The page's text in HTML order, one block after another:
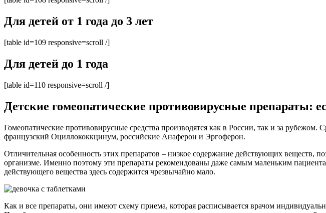
Для детей от 1 года до 3 лет
[table id=109 responsive=scroll /]
Для детей до 1 года
[table id=110 responsive=scroll /]
Детские гомеопатические противовирусные препараты:
Гомеопатические противовирусные средства производятся как в России, так и за
французский Оциллококкцинум, российские Анаферон и Эргоферон.
Отличительная особенность этих препаратов – низкое содержание действующих
организме. Именно поэтому эти препараты рекомендованы даже самым маленьким
действующего вещества здесь содержится чрезвычайно мало.
Как и все препараты, они имеют схему приема, которая расписывается врачом